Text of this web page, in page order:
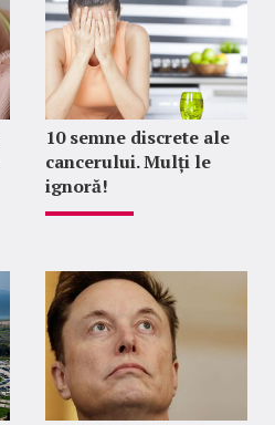
10 semne discrete ale
cancerului. Mulți le
ignoră!